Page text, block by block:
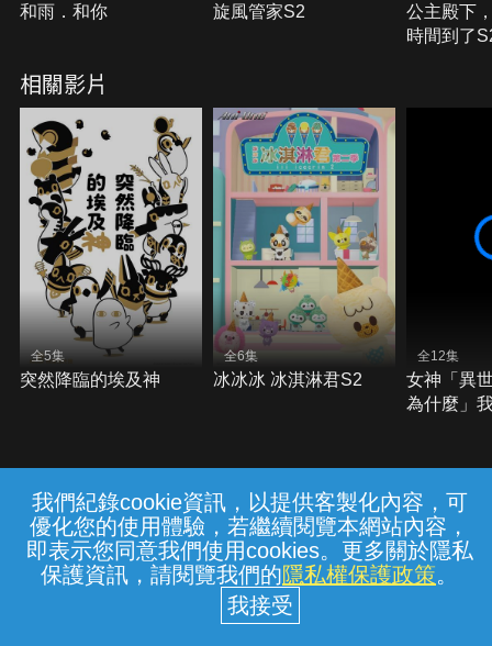
我們紀錄cookie資訊，以提供客製化內容，可
優化您的使用體驗，若繼續閱覽本網站內容，
即表示您同意我們使用cookies。更多關於隱私
保護資訊，請閱覽我們的隱私權保護政策。
和雨．和你 旋風管家S2
公主殿下
時間到了
相關影片
全5集
突然降臨的埃及神
全6集
冰冰冰 冰淇淋君S2
全12集
女神「異
為什麼」
常見問題 線上客服 服務條款 隱私權保護
中華電信股份有限公司個人家庭分公司
(統一編號：96979949) © 2026
{{notifyMsg}}